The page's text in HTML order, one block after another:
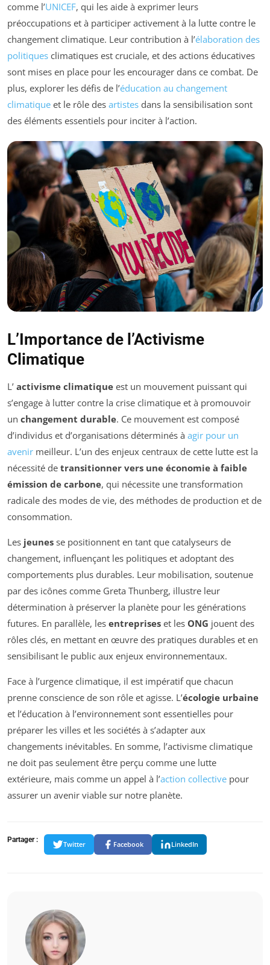
comme l’UNICEF, qui les aide à exprimer leurs
préoccupations et à participer activement à la lutte contre le
changement climatique. Leur contribution à l’élaboration des
politiques climatiques est cruciale, et des actions éducatives
sont mises en place pour les encourager dans ce combat. De
plus, explorer les défis de l’éducation au changement
climatique et le rôle des artistes dans la sensibilisation sont
des éléments essentiels pour inciter à l’action.
L’Importance de l’Activisme
Climatique
L’ activisme climatique est un mouvement puissant qui
s’engage à lutter contre la crise climatique et à promouvoir
un changement durable. Ce mouvement est composé
d’individus et d’organisations déterminés à agir pour un
avenir meilleur. L’un des enjeux centraux de cette lutte est la
nécessité de transitionner vers une économie à faible
émission de carbone, qui nécessite une transformation
radicale des modes de vie, des méthodes de production et de
consommation.
Les jeunes se positionnent en tant que catalyseurs de
changement, influençant les politiques et adoptant des
comportements plus durables. Leur mobilisation, soutenue
par des icônes comme Greta Thunberg, illustre leur
détermination à préserver la planète pour les générations
futures. En parallèle, les entreprises et les ONG jouent des
rôles clés, en mettant en œuvre des pratiques durables et en
sensibilisant le public aux enjeux environnementaux.
Face à l’urgence climatique, il est impératif que chacun
prenne conscience de son rôle et agisse. L’écologie urbaine
et l’éducation à l’environnement sont essentielles pour
préparer les villes et les sociétés à s’adapter aux
changements inévitables. En somme, l’activisme climatique
ne doit pas seulement être perçu comme une lutte
extérieure, mais comme un appel à l’action collective pour
assurer un avenir viable sur notre planète.
Partager :
Twitter Facebook LinkedIn